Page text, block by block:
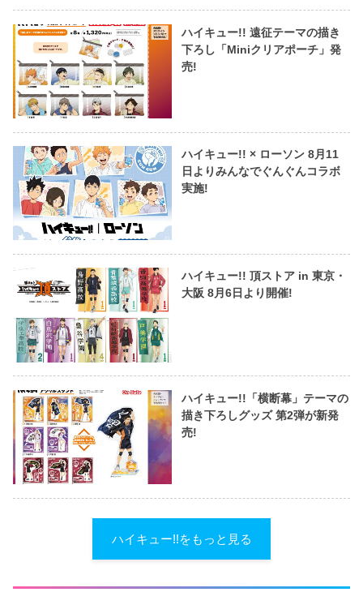
ハイキュー!! 遠征テーマの描き
下ろし「Miniクリアポーチ」発
売!
ハイキュー!! × ローソン 8月11
日よりみんなでぐんぐんコラボ
実施!
ハイキュー!! 頂ストア in 東京・
大阪 8月6日より開催!
ハイキュー!!「横断幕」テーマの
描き下ろしグッズ 第2弾が新発
売!
ハイキュー!!をもっと見る